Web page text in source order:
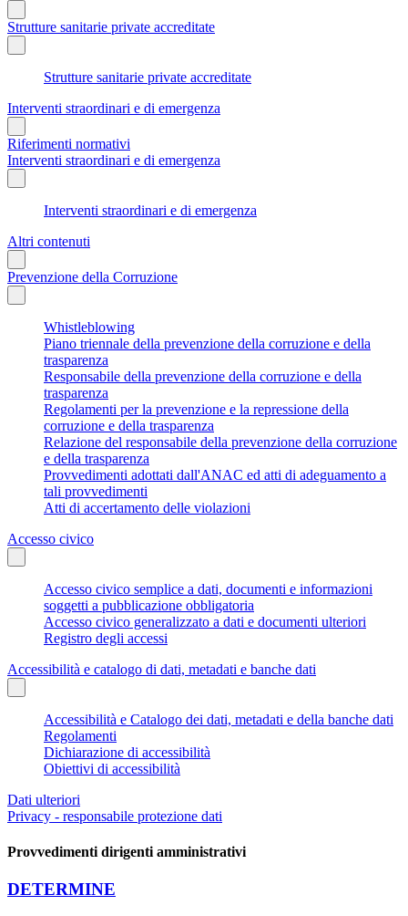
Strutture sanitarie private accreditate
Strutture sanitarie private accreditate
Interventi straordinari e di emergenza
Riferimenti normativi
Interventi straordinari e di emergenza
Interventi straordinari e di emergenza
Altri contenuti
Prevenzione della Corruzione
Whistleblowing
Piano triennale della prevenzione della corruzione e della
trasparenza
Responsabile della prevenzione della corruzione e della
trasparenza
Regolamenti per la prevenzione e la repressione della
corruzione e della trasparenza
Relazione del responsabile della prevenzione della corruzione
e della trasparenza
Provvedimenti adottati dall'ANAC ed atti di adeguamento a
tali provvedimenti
Atti di accertamento delle violazioni
Accesso civico
Accesso civico semplice a dati, documenti e informazioni
soggetti a pubblicazione obbligatoria
Accesso civico generalizzato a dati e documenti ulteriori
Registro degli accessi
Accessibilità e catalogo di dati, metadati e banche dati
Accessibilità e Catalogo dei dati, metadati e della banche dati
Regolamenti
Dichiarazione di accessibilità
Obiettivi di accessibilità
Dati ulteriori
Privacy - responsabile protezione dati
Provvedimenti dirigenti amministrativi
DETERMINE